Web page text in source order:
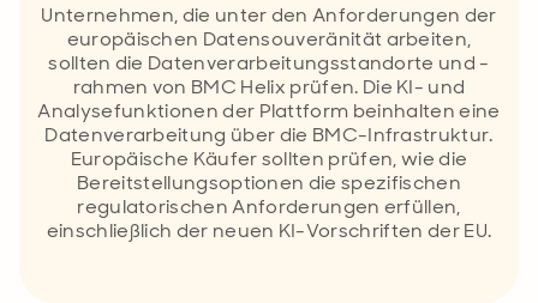
Unternehmen, die unter den Anforderungen der
europäischen Datensouveränität arbeiten,
sollten die Datenverarbeitungsstandorte und -
rahmen von BMC Helix prüfen. Die KI- und
Analysefunktionen der Plattform beinhalten eine
Datenverarbeitung über die BMC-Infrastruktur.
Europäische Käufer sollten prüfen, wie die
Bereitstellungsoptionen die spezifischen
regulatorischen Anforderungen erfüllen,
einschließlich der neuen KI-Vorschriften der EU.